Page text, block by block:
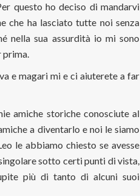
questo ho deciso di mandarvi
che ha lasciato tutte noi senza
nella sua assurdità io mi sono
prima.
e magari mi e ci aiuterete a far
amiche storiche conosciute al
a diventarlo e noi le siamo
le abbiamo chiesto se avesse
sotto certi punti di vista,
più di tanto di alcuni suoi